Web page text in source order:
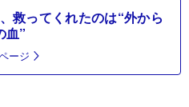
救ってくれたのは“外から
血”
ージ